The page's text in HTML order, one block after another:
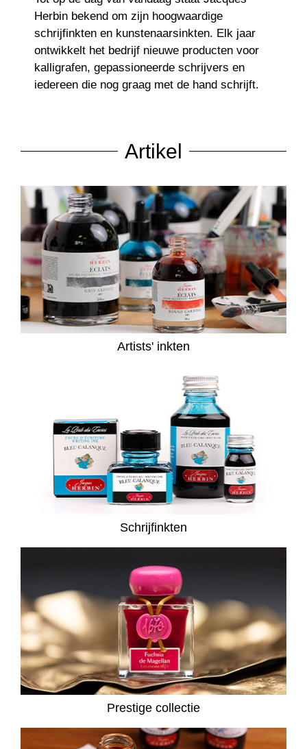
Herbin bekend om zijn hoogwaardige
schrijfinkten en kunstenaarsinkten. Elk jaar
ontwikkelt het bedrijf nieuwe producten voor
kalligrafen, gepassioneerde schrijvers en
iedereen die nog graag met de hand schrijft.
Artikel
Artists' inkten
Schrijfinkten
Prestige collectie